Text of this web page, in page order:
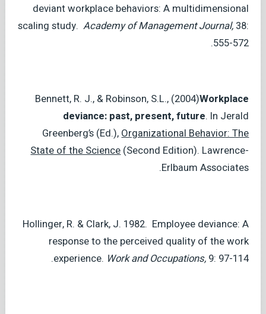
deviant workplace behaviors: A multidimensional
scaling study.Academyof ManagementJournal, 38:
555-572.
Bennett, R. J., & Robinson, S.L., (2004)Workplace
deviance: past, present, future. In Jerald
Greenberg’s (Ed.),Organizational Behavior: The
State of the Science(Second Edition). Lawrence-
Erlbaum Associates.
Hollinger, R. & Clark, J. 1982. Employee deviance: A
response to the perceived quality of the work
experience. Work and Occupations, 9: 97-114.